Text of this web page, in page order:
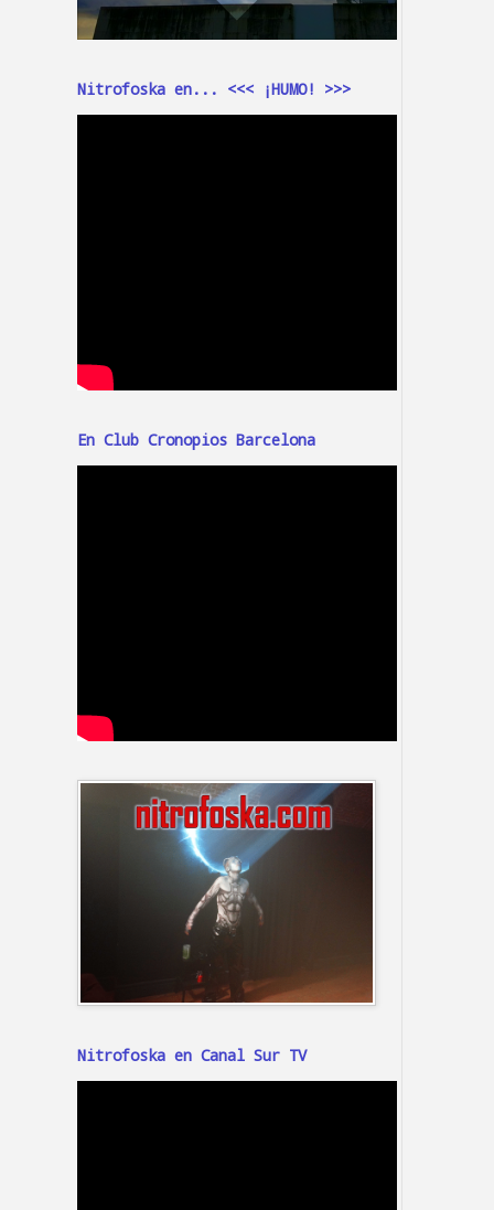
Nitrofoska en... <<< ¡HUMO! >>>
En Club Cronopios Barcelona
Nitrofoska en Canal Sur TV